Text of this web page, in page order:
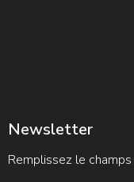
Newsletter
Remplissez le